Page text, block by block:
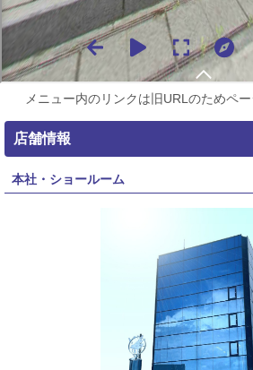
メニュー内のリンクは旧URLのためペー
店舗情報
本社・ショールーム